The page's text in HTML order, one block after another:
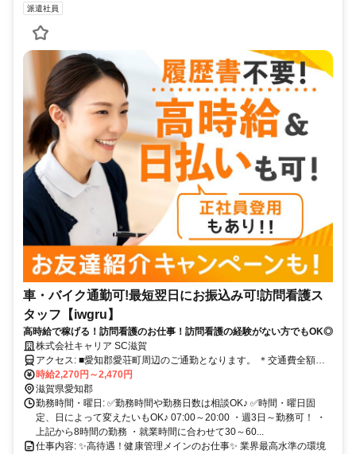
派遣社員
車・バイク通勤可!最短翌日にお振込み可!訪問看護ス
タッフ【iwgru】
高時給で稼げる！訪問看護のお仕事！訪問看護の経験がない方でもOK◎
株式会社キャリア SC滋賀
アクセス: ■愛知郡愛荘町周辺のご通勤となります。 ＊交通費全額支
給 ＊車通勤・バイク通勤OK（ガソリン代支給） ＊自転車通勤OK
時給2,270円～2,470円
滋賀県愛知郡
勤務時間・曜日: ✅勤務時間や勤務日数は相談OK♪ ✅時間・曜日固
定、日によって変えたいもOK♪ 07:00～20:00 ・週3日～勤務可！ ・
上記から8時間の勤務 ・就業時間に合わせて30～60...
仕事内容: ✨高待遇！健康管理メインのお仕事✨ 業界最高水準の環境